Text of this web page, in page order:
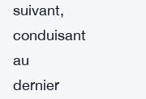
suivant,
conduisant
au
dernier